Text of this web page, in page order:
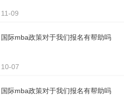
11-09
国际mba政策对于我们报名有帮助吗
10-07
国际mba政策对于我们报名有帮助吗